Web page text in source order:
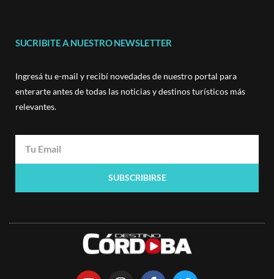
SUCRIBITE A NUESTRO NEWSLETTER
Ingresá tu e-mail y recibí novedades de nuestro portal para
enterarte antes de todas las noticias y destinos turísticos más
relevantes.
SUBSCRIBIRSE